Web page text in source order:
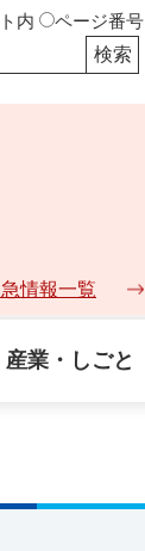
内 ページ番号
情報一覧
産業・しごと